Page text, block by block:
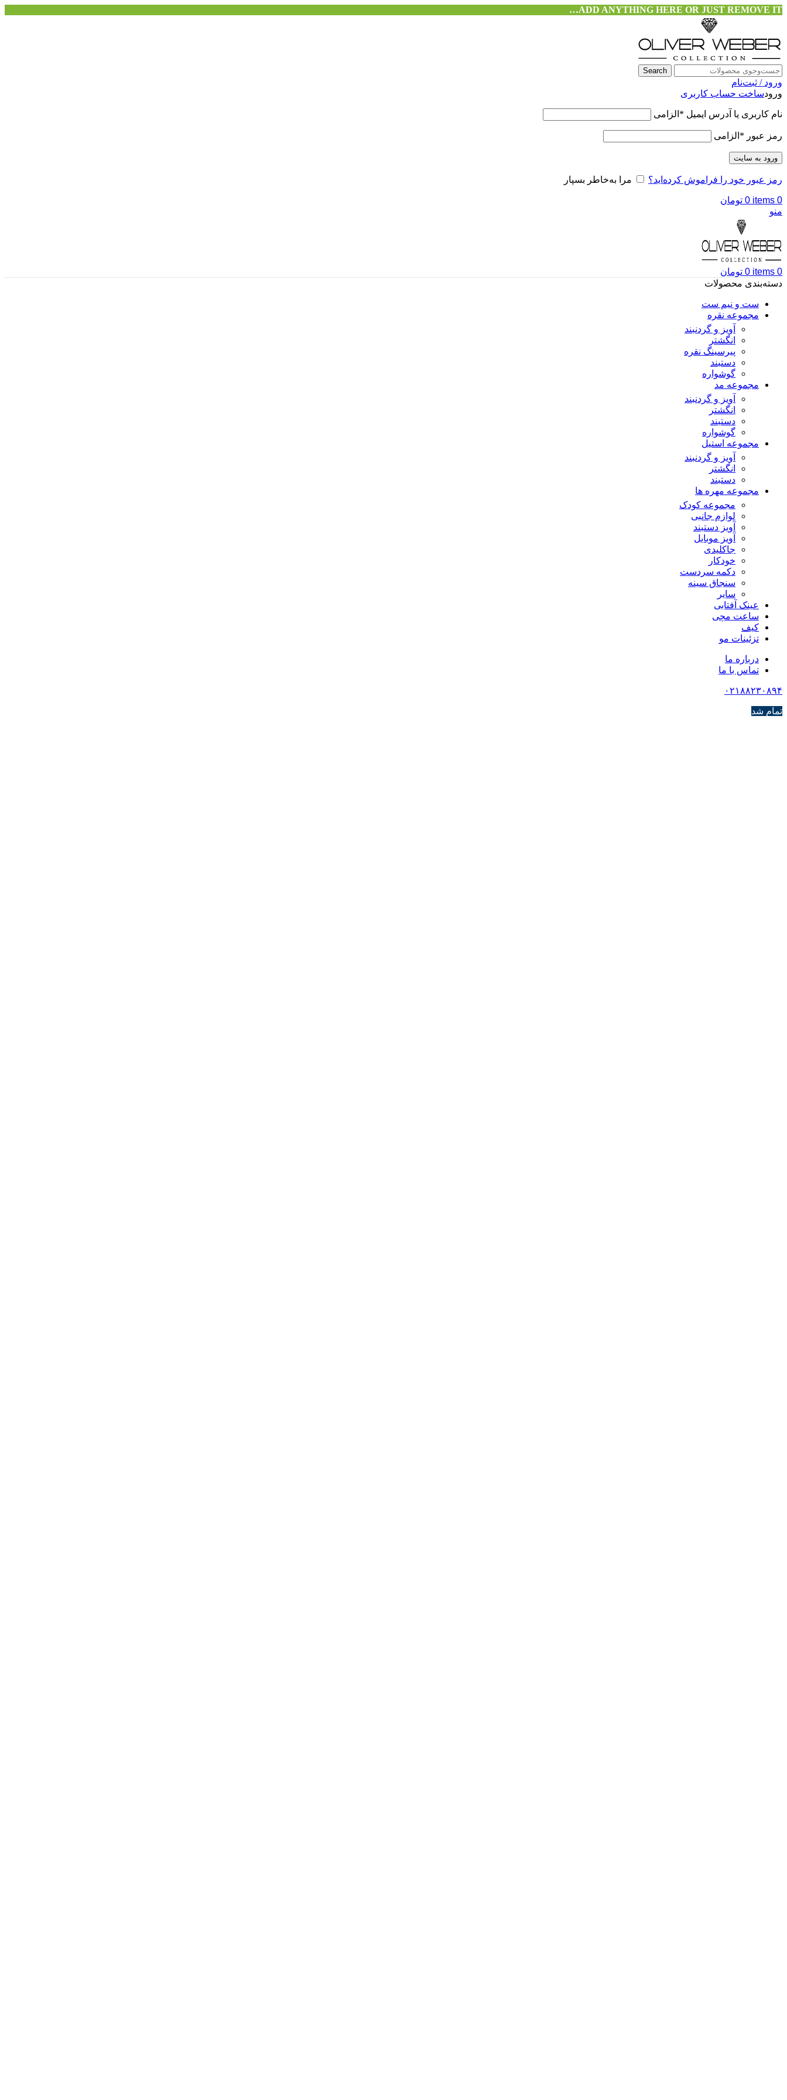
ADD ANYTHING HERE OR JUST REMOVE IT…
Search
ورود / ثبت‌نام
ورودساخت حساب کاربری
نام کاربری یا آدرس ایمیل * الزامی
رمز عبور * الزامی
ورود به سایت
رمز عبور خود را فراموش کرده‌اید؟ مرا به‌خاطر بسپار
0
items
0 تومان
منو
0
items
0 تومان
دسته‌بندی محصولات
ست و نیم ست
مجموعه نقره
آویز و گردنبند
انگشتر
پیرسینگ نقره
دستبند
گوشواره
مجموعه مد
آویز و گردنبند
انگشتر
دستبند
گوشواره
مجموعه استیل
آویز و گردنبند
انگشتر
دستبند
مجموعه مهره ها
مجموعه کودک
لوازم جانبی
آویز دستبند
آویز موبایل
جاکلیدی
خودکار
دکمه سردست
سنجاق سینه
سایر
عینک آفتابی
ساعت مچی
کیف
تزئینات مو
درباره ما
تماس با ما
۰۲۱۸۸۲۳۰۸۹۴
تمام شد